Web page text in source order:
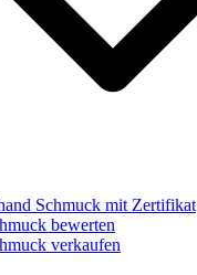
Schmuck mit Zertifikat
bewerten
verkaufen